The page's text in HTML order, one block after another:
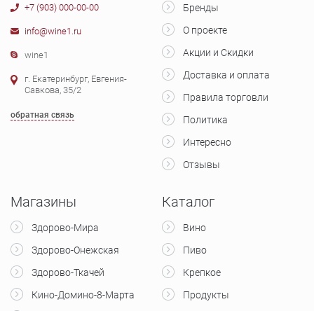
+7 (903) 000-00-00
info@wine1.ru
wine1
г. Екатеринбург, Евгения-
Савкова, 35/2
обратная связь
Бренды
О проекте
Акции и Скидки
Доставка и оплата
Правила торговли
Политика
Интересно
Отзывы
Магазины
Здорово-Мира
Здорово-Онежская
Здорово-Ткачей
Кино-Домино-8-Марта
Каталог
Вино
Пиво
Крепкое
Продукты